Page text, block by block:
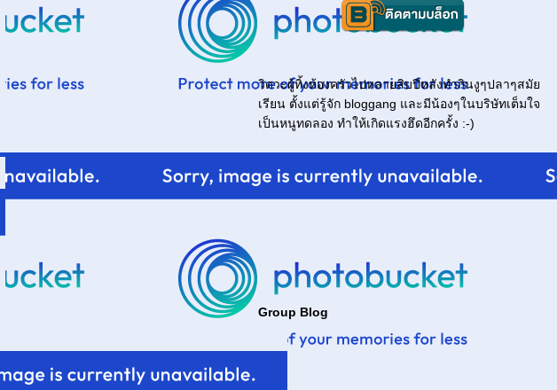
วิดวะผู้ทิ้งห้องครัวไปหลายสิบปีหลังทำกินงูๆปลาๆสมั
เรียน ตั้งแต่รู้จัก bloggang และมีน้องๆในบริษัทเต็มใจ
เป็นหนูทดลอง ทำให้เกิดแรงฮึดอีกครั้ง :-)
Group Blog